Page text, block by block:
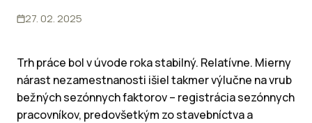
27. 02. 2025
Trh práce bol v úvode roka stabilný. Relatívne. Mierny
nárast nezamestnanosti išiel takmer výlučne na vrub
bežných sezónnych faktorov – registrácia sezónnych
pracovníkov, predovšetkým zo stavebníctva a